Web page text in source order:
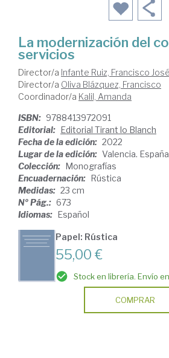
La modernización del
servicios
Director/a Infante Ruiz, Francisco José
Director/a Oliva Blázquez, Francisco
Coordinador/a Kalil, Amanda
ISBN: 9788413972091
Editorial: Editorial Tirant lo Blanch
Fecha de la edición: 2022
Lugar de la edición: Valencia. España
Colección: Monografías
Encuadernación: Rústica
Medidas: 23 cm
Nº Pág.: 673
Idiomas: Español
Papel: Rústica
55,00 €
Stock en librería. Envío
COMPRAR